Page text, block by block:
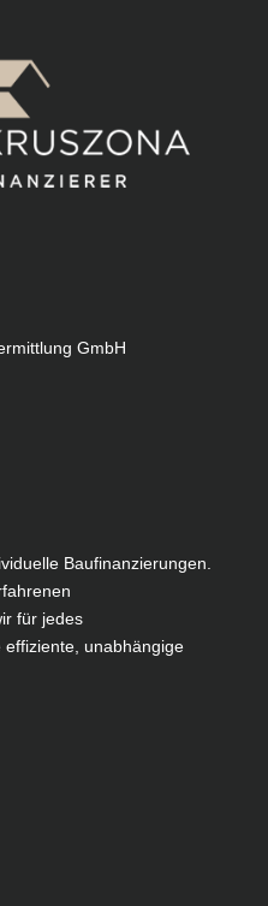
GmbH
Baufinanzierungen.
für jedes
unabhängige